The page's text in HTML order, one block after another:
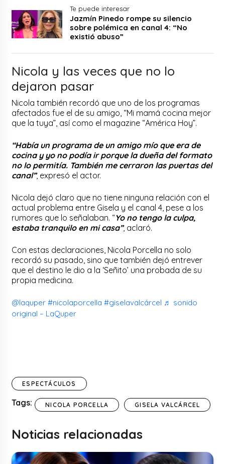
Te puede interesar
Jazmín Pinedo rompe su silencio
sobre polémica en canal 4: “No
existió abuso”
Nicola y las veces que no lo
dejaron pasar
Nicola también recordó que uno de los programas
afectados fue el de su amigo, “Mi mamá cocina mejor
que la tuya”, así como el magazine “América Hoy”.
“Había un programa de un amigo mío que era de
cocina y yo no podía ir porque la dueña del formato
no lo permitía. También me cerraron las puertas del
canal”, expresó el actor.
Nicola dejó claro que no tiene ninguna relación con el
actual problema entre Gisela y el canal 4, pese a los
rumores que lo señalaban. “Yo no tengo la culpa,
estaba tranquilo en mi casa”, aclaró.
Con estas declaraciones, Nicola Porcella no solo
recordó su pasado, sino que también dejó entrever
que el destino le dio a la ‘Señito’ una probada de su
propia medicina.
@laquper #nicolaporcella #giselavalcárcel ♬ sonido
original – LaQuper
ESPECTÁCULOS
Tags: NICOLA PORCELLA GISELA VALCÁRCEL
Noticias relacionadas